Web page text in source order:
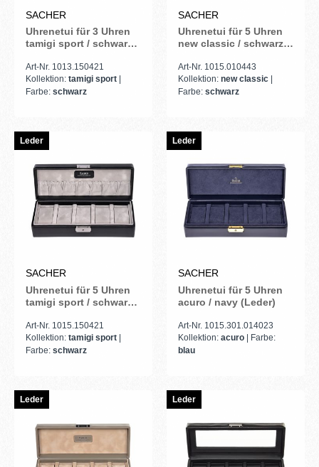
SACHER
Uhrenetui für 3 Uhren
tamigi sport / schwarz
Art-Nr. 1013.150421
Kollektion: tamigi sport
Farbe: schwarz
SACHER
Uhrenetui für 5 Uhren
new classic / schwarz
Art-Nr. 1015.010443
Kollektion: new classic
Farbe: schwarz
Leder
SACHER
Uhrenetui für 5 Uhren
tamigi sport / schwarz
Art-Nr. 1015.150421
Kollektion: tamigi sport
Farbe: schwarz
Leder
SACHER
Uhrenetui für 5 Uhren
acuro / navy (Leder)
Art-Nr. 1015.301.014023
Kollektion: acuro
| Farbe:
blau
Leder Leder